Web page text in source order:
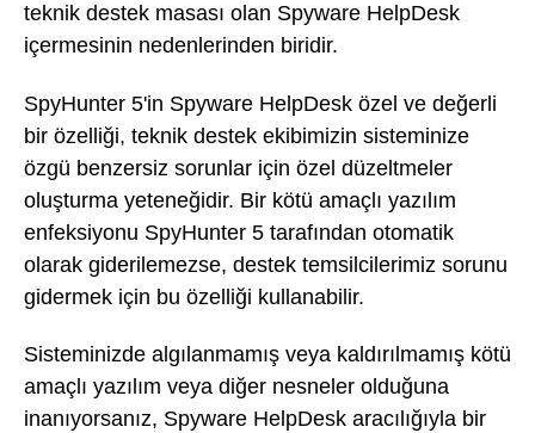
teknik destek masası olan Spyware HelpDesk
içermesinin nedenlerinden biridir.
SpyHunter 5'in Spyware HelpDesk özel ve değerli
bir özelliği, teknik destek ekibimizin sisteminize
özgü benzersiz sorunlar için özel düzeltmeler
oluşturma yeteneğidir. Bir kötü amaçlı yazılım
enfeksiyonu SpyHunter 5 tarafından otomatik
olarak giderilemezse, destek temsilcilerimiz sorunu
gidermek için bu özelliği kullanabilir.
Sisteminizde algılanmamış veya kaldırılmamış kötü
amaçlı yazılım veya diğer nesneler olduğuna
inanıyorsanız, Spyware HelpDesk aracılığıyla bir